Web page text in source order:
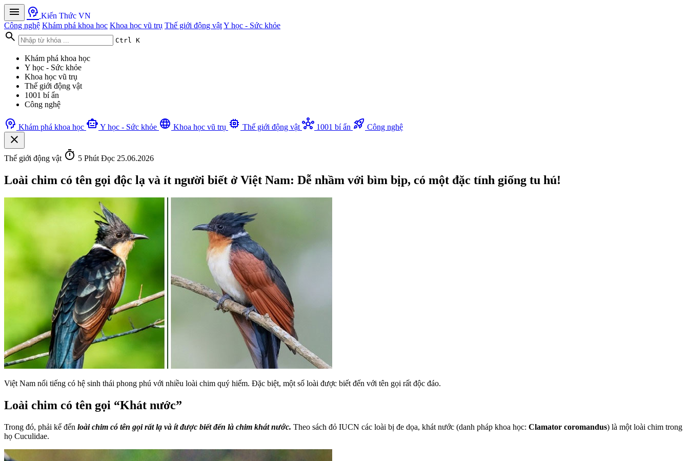
menu psychology Kiến Thức VN
Công nghệ Khám phá khoa học Khoa học vũ trụ Thế giới động vậtY học - Sức khỏe
search Ctrl K
Khám phá khoa học
Y học - Sức khỏe
Khoa học vũ trụ
Thế giới động vật
1001 bí ẩn
Công nghệ
psychology Khám phá khoa học smart_toy Y học - Sức khỏe language Khoa học vũ trụ memory Thế giới động vật hub 1001 bí ẩn rocket_launch Công nghệ
close
Thế giới động vật timer 5 Phút Đọc 25.06.2026
Loài chim có tên gọi độc lạ và ít người biết ở Việt Nam: Dễ nhầm với bìm bịp, có một đặc tính giống tu hú!
Việt Nam nổi tiếng có hệ sinh thái phong phú với nhiều loài chim quý hiếm. Đặc biệt, một số loài được biết đến với tên gọi rất độc đáo.
Loài chim có tên gọi “Khát nước”
Trong đó, phải kể đến loài chim có tên gọi rất lạ và ít được biết đến là chim khát nước. Theo sách đỏ IUCN các loài bị đe dọa, khát nước (danh pháp khoa học: Clamator coromandus) là một loài chim trong
họ Cuculidae.